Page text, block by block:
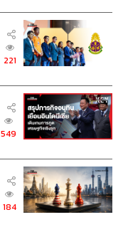
221
549
184